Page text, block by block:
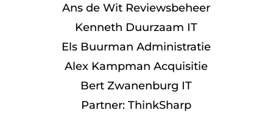
Ans de Wit Reviewsbeheer
Kenneth Duurzaam IT
Els Buurman Administratie
Alex Kampman Acquisitie
Bert Zwanenburg IT
Partner: ThinkSharp